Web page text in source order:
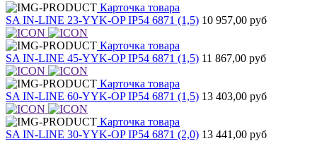
Карточка товара
SA IN-LINE 23-YYK-OP IP54 6871 (1,5) 10 957,00 руб
Карточка товара
SA IN-LINE 45-YYK-OP IP54 6871 (1,5) 11 867,00 руб
Карточка товара
SA IN-LINE 60-YYK-OP IP54 6871 (1,5) 13 403,00 руб
Карточка товара
SA IN-LINE 30-YYK-OP IP54 6871 (2,0) 13 441,00 руб